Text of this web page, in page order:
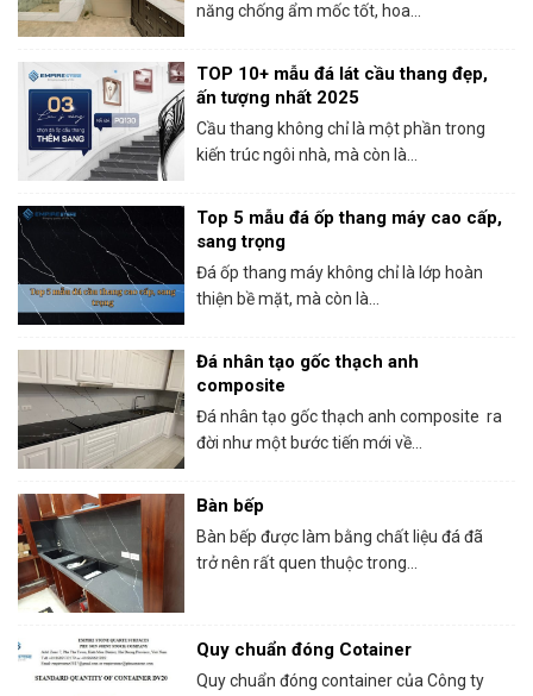
năng chống ẩm mốc tốt, hoa...
TOP 10+ mẫu đá lát cầu thang đẹp,
ấn tượng nhất 2025
Cầu thang không chỉ là một phần trong
kiến trúc ngôi nhà, mà còn là...
Top 5 mẫu đá ốp thang máy cao cấp,
sang trọng
Đá ốp thang máy không chỉ là lớp hoàn
thiện bề mặt, mà còn là...
Đá nhân tạo gốc thạch anh
composite
Đá nhân tạo gốc thạch anh composite ra
đời như một bước tiến mới về...
Bàn bếp
Bàn bếp được làm bằng chất liệu đá đã
trở nên rất quen thuộc trong...
Quy chuẩn đóng Cotainer
Quy chuẩn đóng container của Công ty